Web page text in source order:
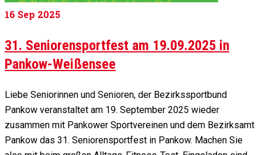
16 Sep 2025
31. Seniorensportfest am 19.09.2025 in
Pankow-Weißensee
Liebe Seniorinnen und Senioren, der Bezirkssportbund
Pankow veranstaltet am 19. September 2025 wieder
zusammen mit Pankower Sportvereinen und dem Bezirksamt
Pankow das 31. Seniorensportfest in Pankow. Machen Sie